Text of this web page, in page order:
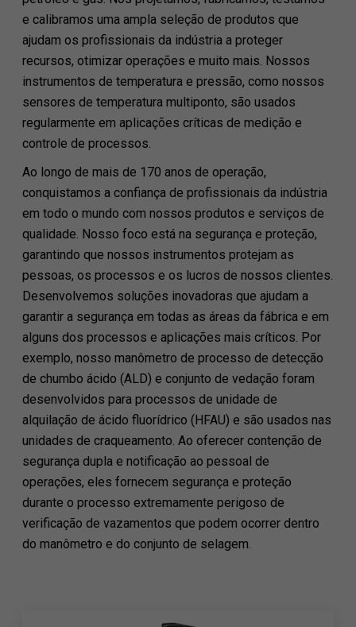
e calibramos uma ampla seleção de produtos que
ajudam os profissionais da indústria a proteger
recursos, otimizar operações e muito mais. Nossos
instrumentos de temperatura e pressão, como nossos
sensores de temperatura multiponto, são usados ​​
regularmente em aplicações críticas de medição e
controle de processos.
Ao longo de mais de 170 anos de operação,
conquistamos a confiança de profissionais da indústria
em todo o mundo com nossos produtos e serviços de
qualidade. Nosso foco está na segurança e proteção,
garantindo que nossos instrumentos protejam as
pessoas, os processos e os lucros de nossos clientes.
Desenvolvemos soluções inovadoras que ajudam a
garantir a segurança em todas as áreas da fábrica e em
alguns dos processos e aplicações mais críticos. Por
exemplo, nosso manômetro de processo de detecção
de chumbo ácido (ALD) e conjunto de vedação foram
desenvolvidos para processos de unidade de
alquilação de ácido fluorídrico (HFAU) e são usados ​​nas
unidades de craqueamento. Ao oferecer contenção de
segurança dupla e notificação ao pessoal de
operações, eles fornecem segurança e proteção
durante o processo extremamente perigoso de
verificação de vazamentos que podem ocorrer dentro
do manômetro e do conjunto de selagem.